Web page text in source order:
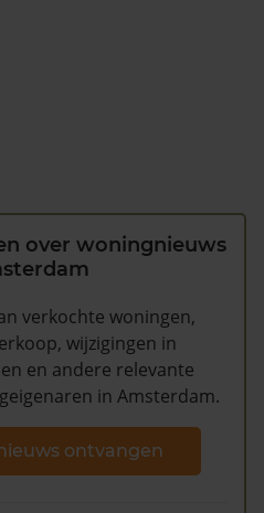
over woningnieuws
verkochte woningen,
wijzigingen in
en andere relevante
in Amsterdam.
ontvangen